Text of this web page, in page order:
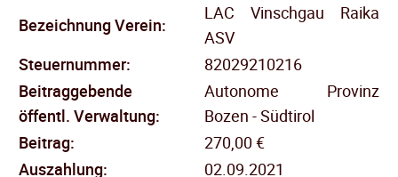
Bezeichnung Verein:
LAC Vinschgau Raika
ASV
Steuernummer:
82029210216
Beitraggebende
öffentl. Verwaltung:
Autonome Provinz
Bozen - Südtirol
Beitrag:
270,00 €
Auszahlung:
02.09.2021